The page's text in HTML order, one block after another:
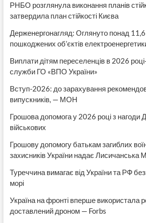
РНБО розглянула виконання планів
затвердила план стійкості Києва
Держенергонагляд: Оглянуто понад 11,6
пошкоджених об’єктів
Виплати дітям переселенців в 2026
служби ГО «ВПО України»
Вступ-2026: до зарахування
випускників, — МОН
Грошова допомога у 2026 році з нагоди
військових
Грошову допомогу батькам загиблих
захисників України надає Лисичанська
Туреччина вимагає від України та РФ
морі
Україна на фронті вперше використала
доставлений дроном — Forbs